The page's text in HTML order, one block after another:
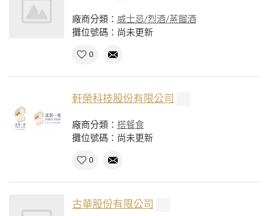
廠商分類： 威士忌/烈酒/蒸餾酒
攤位號碼：尚未更新
0
軒榮科技股份有限公司
廠商分類： 搭餐食
攤位號碼：尚未更新
0
古華股份有限公司